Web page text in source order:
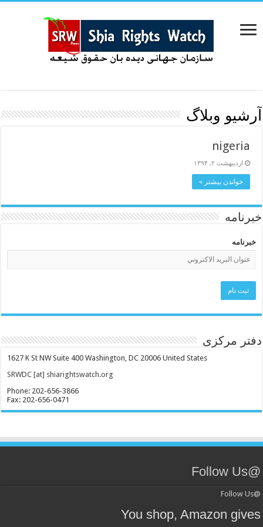
آرشیو وبلاگ
nigeria
اردیبهشت ۲, ۱۳۹۴
خواندن بیشتر »
خبرنامه
خبرنامه
دفتر مرکزی
1627 K St NW Suite 400 Washington, DC 20006 United States
SRWDC [at] shiarightswatch.org
Phone: 202-656-3866
Fax: 202-656-0471
@Follow Us
@Follow Us
You shop, Amazon gives